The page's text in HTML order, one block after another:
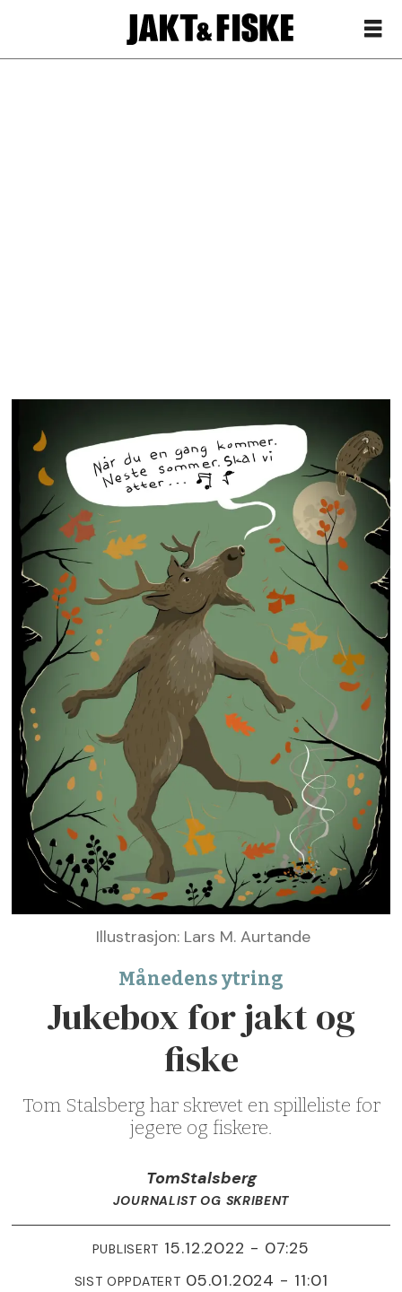
Illustrasjon: Lars M. Aurtande
Månedens ytring
Jukebox for jakt og
fiske
Tom Stalsberg har skrevet en spilleliste for
jegere og fiskere.
TomStalsberg
JOURNALIST OG SKRIBENT
PUBLISERT 15.12.2022 - 07:25
SIST OPPDATERT 05.01.2024 - 11:01